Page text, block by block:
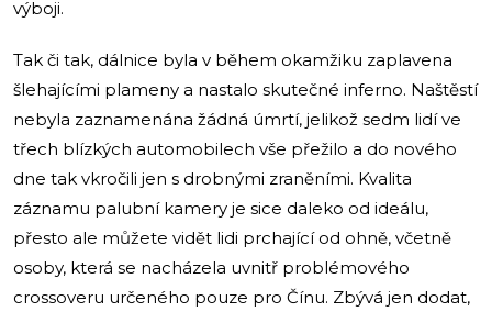
výboji.
Tak či tak, dálnice byla v během okamžiku zaplavena
šlehajícími plameny a nastalo skutečné inferno. Naštěstí
nebyla zaznamenána žádná úmrtí, jelikož sedm lidí ve
třech blízkých automobilech vše přežilo a do nového
dne tak vkročili jen s drobnými zraněními. Kvalita
záznamu palubní kamery je sice daleko od ideálu,
přesto ale můžete vidět lidi prchající od ohně, včetně
osoby, která se nacházela uvnitř problémového
crossoveru určeného pouze pro Čínu. Zbývá jen dodat,